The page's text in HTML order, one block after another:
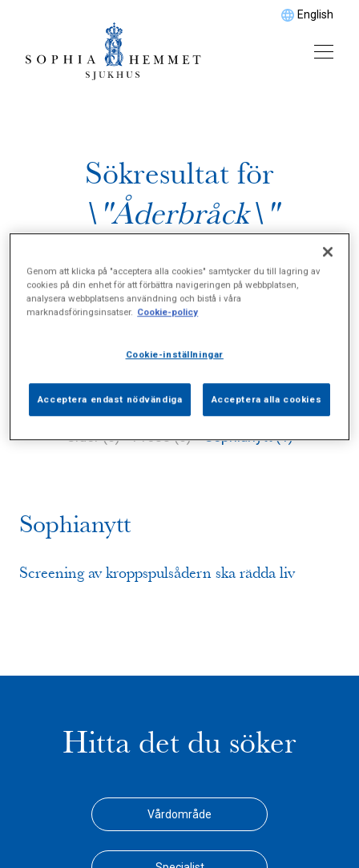
English
Sökresultat för
\"Åderbråck\"
Alla (4) Vårdgivare (1) Specialister (0)
Sidor (0) Press (0) Sophianytt (1)
Sophianytt
Screening av kroppspulsådern ska rädda liv
Hitta det du söker
Vårdområde
Genom att klicka på "acceptera alla cookies" samtycker du till lagring av
cookies på din enhet för att förbättra navigeringen på webbplatsen,
analysera webbplatsens användning och bistå i våra
marknadsföringsinsatser. Cookie-policy
Cookie-inställningar
Acceptera endast nödvändiga Acceptera alla cookies